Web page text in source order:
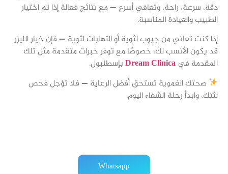
دقة، سرعة، راحة، وتعافي أسرع — مع نتائج فعالة إذا تم اختيار
الطبيب والعيادة المناسبة.
إذا كنت تعاني من جيوب لثوية أو التهابات لثوية — فإن خيار الليزر
قد يكون الأنسب لك، خصوصًا مع توفر خبرات متقدمة مثل تلك
المقدمة في
بإسطنبول.
صحتك الفموية تستحق أفضل الرعاية — فلا تؤجل فحص
لثتك، وابدأ رحلة الشفاء اليوم.
Whatsapp